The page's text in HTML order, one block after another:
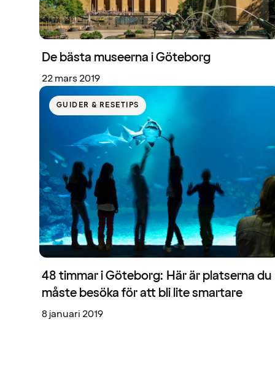
De bästa museerna i Göteborg
22 mars 2019
GUIDER & RESETIPS
48 timmar i Göteborg: Här är platserna du
måste besöka för att bli lite smartare
8 januari 2019